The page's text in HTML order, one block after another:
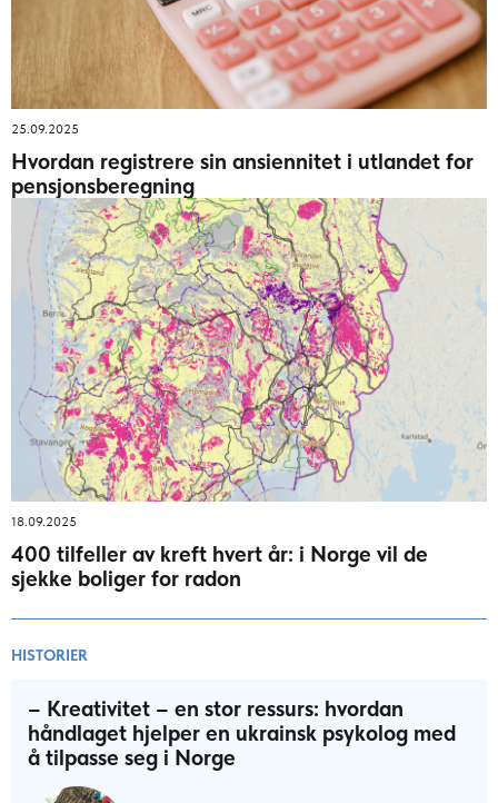
25.09.2025
Hvordan registrere sin ansiennitet i utlandet for
pensjonsberegning
18.09.2025
400 tilfeller av kreft hvert år: i Norge vil de
sjekke boliger for radon
HISTORIER
– Kreativitet – en stor ressurs: hvordan
håndlaget hjelper en ukrainsk psykolog med
å tilpasse seg i Norge